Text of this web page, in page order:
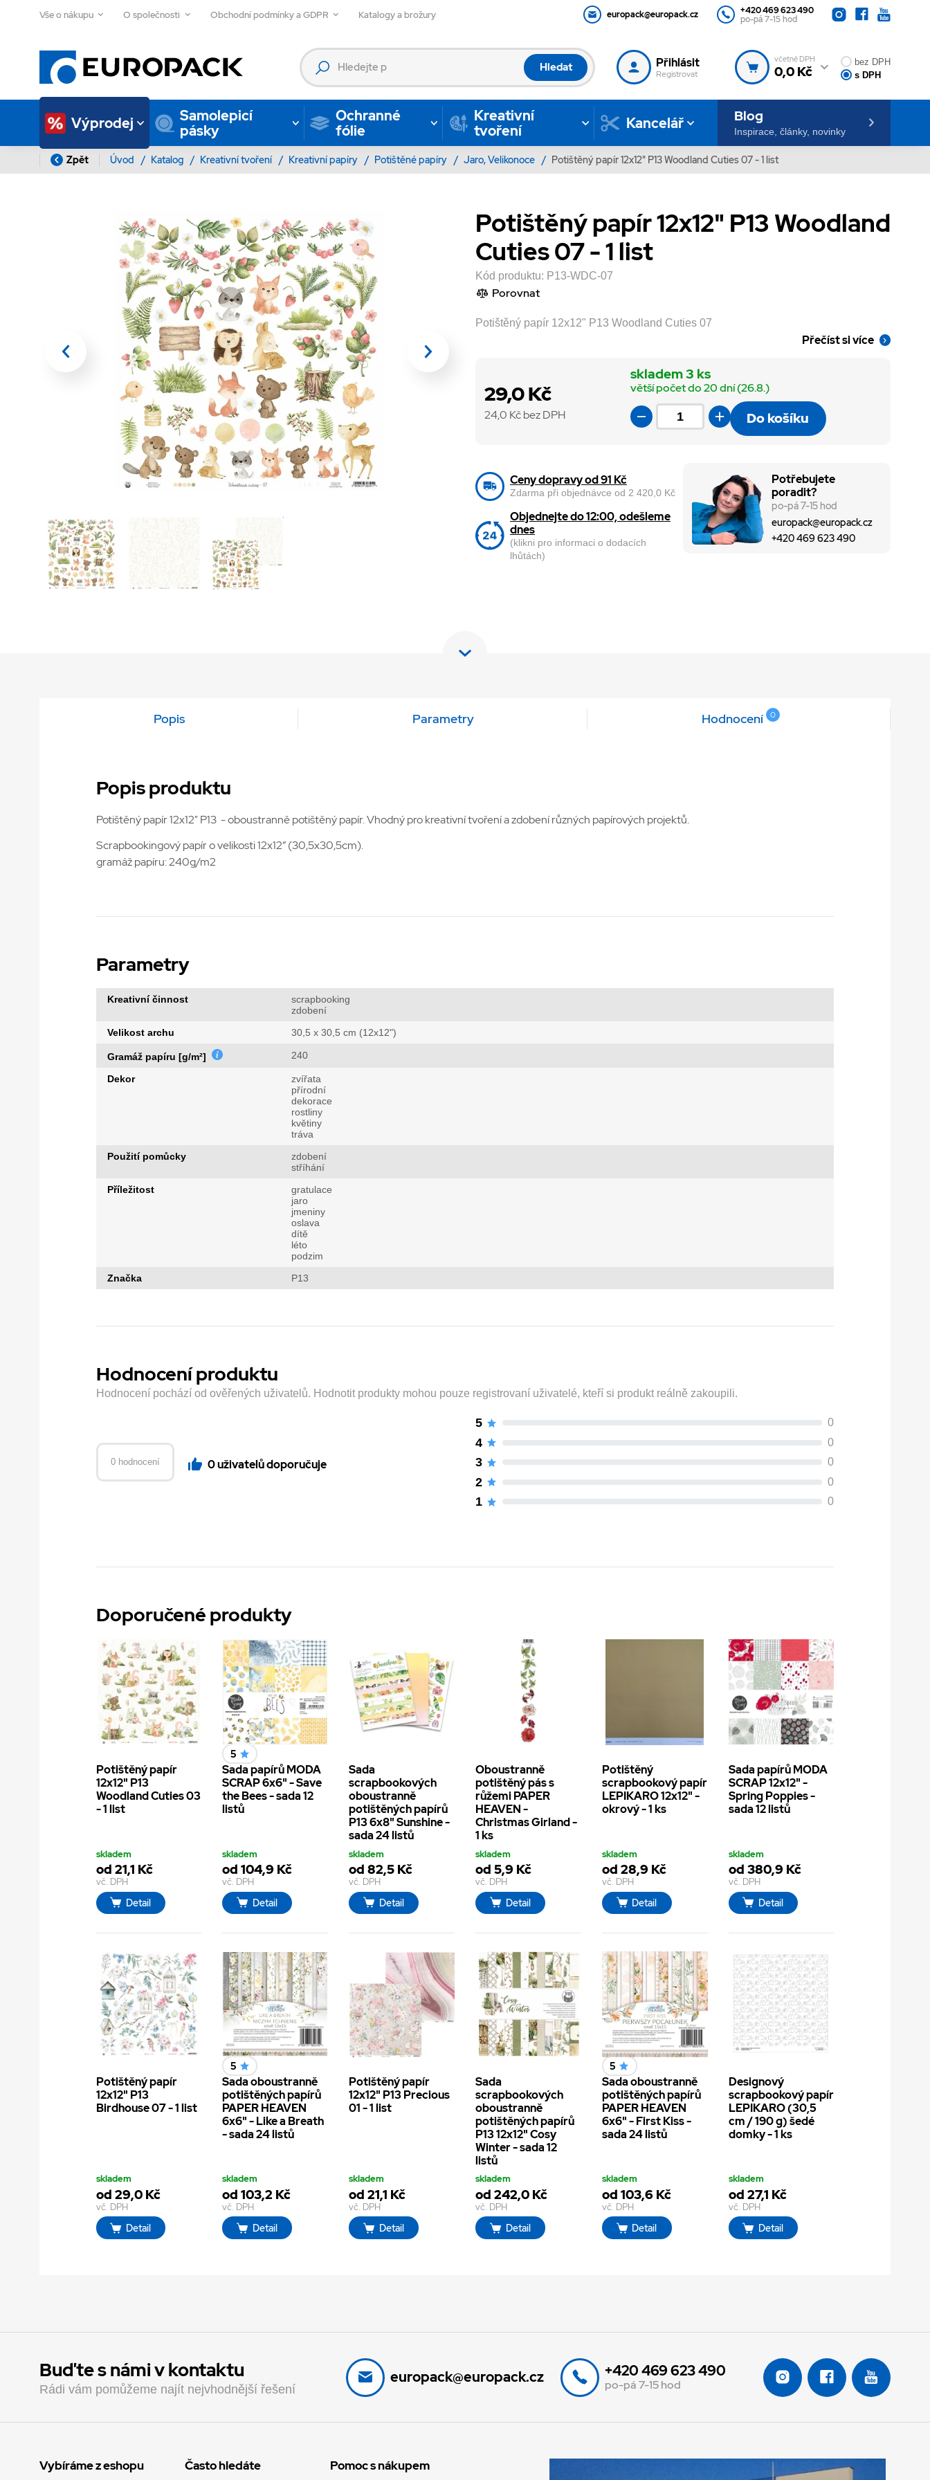
Vše o nákupu O společnosti Obchodní podmínky a GDPR Katalogy a brožury europack@europack.cz
+420 469 623 490
po-pá 7-15 hod
Hledat Přihlásit
Registrovat
včetně DPH
0,0 Kč
bez DPH
s DPH
Výprodej
Samolepicí
pásky
Ochranné
fólie
Kreativní
tvoření
Kancelář Blog
Inspirace, články, novinky
Zpět Úvod / Katalog / Kreativní tvoření / Kreativní papíry / Potištěné papíry / Jaro, Velikonoce / Potištěný papír 12x12" P13 Woodland Cuties 07 - 1 list
Potištěný papír 12x12" P13 Woodland
Cuties 07 - 1 list
Kód produktu: P13-WDC-07
Porovnat
Potištěný papír 12x12" P13 Woodland Cuties 07
Přečíst si více
29,0 Kč
24,0 Kč bez DPH
skladem 3 ks
větší počet do 20 dní (26.8.)
Do košíku
Ceny dopravy od 91 Kč
Zdarma při objednávce od 2 420,0 Kč
Objednejte do 12:00, odešleme
dnes
(klikni pro informaci o dodacích
lhůtách)
Potřebujete
poradit?
po-pá 7-15 hod
europack@europack.cz
+420 469 623 490
Popis Parametry Hodnocení 0
Popis produktu
Potištěný papír 12x12" P13 - oboustranně potištěný papír. Vhodný pro kreativní tvoření a zdobení různých papírových projektů.
Scrapbookingový papír o velikosti 12x12” (30,5x30,5cm).
gramáž papíru: 240g/m2
Parametry
Kreativní činnost
scrapbooking
zdobení
Velikost archu
30,5 x 30,5 cm (12x12")
Gramáž papíru [g/m²] 240
Dekor
zvířata
přírodní
dekorace
rostliny
květiny
tráva
Použití pomůcky
zdobení
stříhání
Příležitost
gratulace
jaro
jmeniny
oslava
dítě
léto
podzim
Značka
P13
Hodnocení produktu
Hodnocení pochází od ověřených uživatelů. Hodnotit produkty mohou pouze registrovaní uživatelé, kteří si produkt reálně zakoupili.
0 hodnocení 0 uživatelů doporučuje
5 0
4 0
3 0
2 0
1 0
Doporučené produkty
Potištěný papír
12x12" P13
Woodland Cuties 03
- 1 list
skladem
od 21,1 Kč
vč. DPH
Detail
5
Sada papírů MODA
SCRAP 6x6" - Save
the Bees - sada 12
listů
skladem
od 104,9 Kč
vč. DPH
Detail
Sada
scrapbookových
oboustranně
potištěných papírů
P13 6x8" Sunshine -
sada 24 listů
skladem
od 82,5 Kč
vč. DPH
Detail
Oboustranně
potištěný pás s
růžemi PAPER
HEAVEN -
Christmas Girland -
1 ks
skladem
od 5,9 Kč
vč. DPH
Detail
Potištěný
scrapbookový papír
LEPIKARO 12x12" -
okrový - 1 ks
skladem
od 28,9 Kč
vč. DPH
Detail
Sada papírů MODA
SCRAP 12x12" -
Spring Poppies -
sada 12 listů
skladem
od 380,9 Kč
vč. DPH
Detail
Potištěný papír
12x12" P13
Birdhouse 07 - 1 list
skladem
od 29,0 Kč
vč. DPH
Detail
5
Sada oboustranně
potištěných papírů
PAPER HEAVEN
6x6" - Like a Breath
- sada 24 listů
skladem
od 103,2 Kč
vč. DPH
Detail
Potištěný papír
12x12" P13 Precious
01 - 1 list
skladem
od 21,1 Kč
vč. DPH
Detail
Sada
scrapbookových
oboustranně
potištěných papírů
P13 12x12" Cosy
Winter - sada 12
listů
skladem
od 242,0 Kč
vč. DPH
Detail
5
Sada oboustranně
potištěných papírů
PAPER HEAVEN
6x6" - First Kiss -
sada 24 listů
skladem
od 103,6 Kč
vč. DPH
Detail
Designový
scrapbookový papír
LEPIKARO (30,5
cm / 190 g) šedé
domky - 1 ks
skladem
od 27,1 Kč
vč. DPH
Detail
Buďte s námi v kontaktu
Rádi vám pomůžeme najít nejvhodnější řešení
europack@europack.cz +420 469 623 490
po-pá 7-15 hod
Vybíráme z eshopu Často hledáte Pomoc s nákupem